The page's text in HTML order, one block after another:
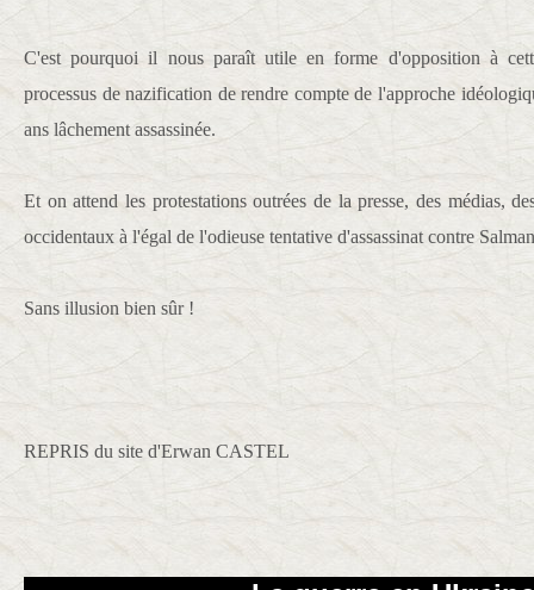
C'est pourquoi il nous paraît utile en forme d'opposition à
processus de nazification de rendre compte de l'approche
ans lâchement assassinée.
Et on attend les protestations outrées de la presse, des médias,
occidentaux à l'égal de l'odieuse tentative d'assassinat contre
Sans illusion bien sûr !
REPRIS du site d'Erwan CASTEL